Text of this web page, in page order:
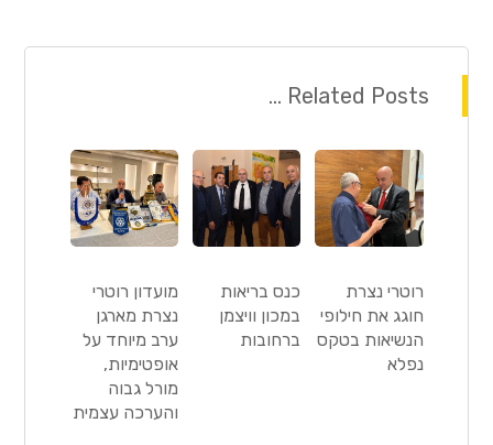
Related Posts ...
רוטרי נצרת
חוגג את חילופי
הנשיאות בטקס
נפלא
כנס בריאות
במכון וויצמן
ברחובות
מועדון רוטרי
נצרת מארגן
ערב מיוחד על
אופטימיות,
מורל גבוה
והערכה עצמית